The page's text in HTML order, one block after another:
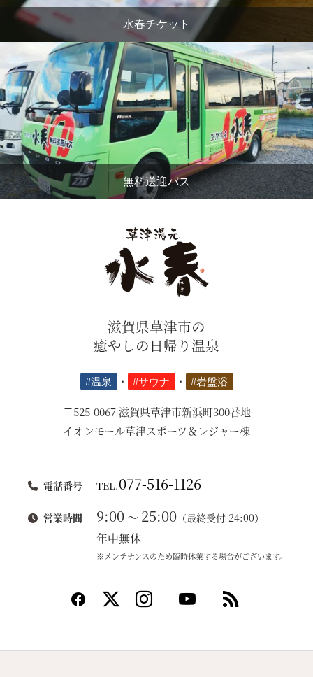
水春チケット
無料送迎バス
滋賀県草津市の
癒やしの日帰り温泉
#温泉 ・ #サウナ ・ #岩盤浴
〒525-0067 滋賀県草津市新浜町300番地
イオンモール草津スポーツ＆レジャー棟
電話番号 TEL.077-516-1126
営業時間 9:00 ～ 25:00 （最終受付 24:00）
年中無休
※メンテナンスのため臨時休業する場合がございます。